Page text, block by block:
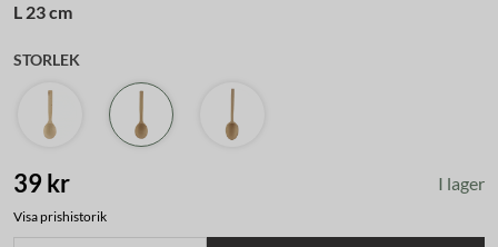
L 23 cm
STORLEK
39 kr I lager
Visa prishistorik